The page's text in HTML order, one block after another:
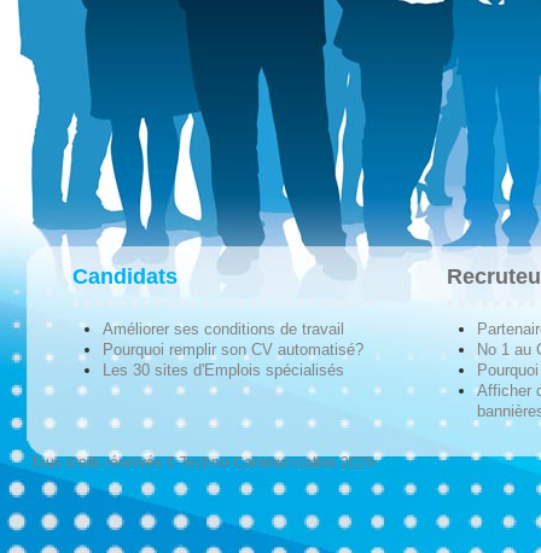
Candidats
Améliorer ses conditions de travail
Pourquoi remplir son CV automatisé?
Les 30 sites d'Emplois spécialisés
No 1 au
Afficher
Tous droits réservés © Techno-Communication 2026